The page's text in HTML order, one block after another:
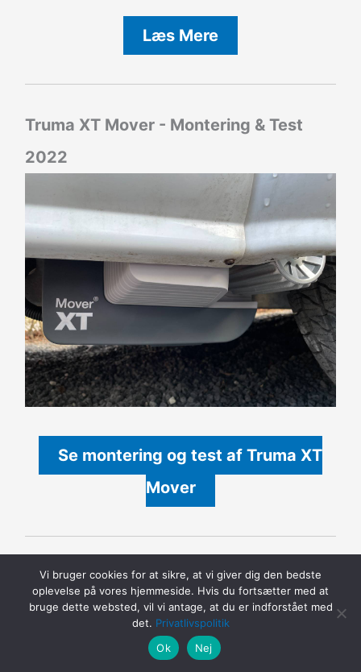
Læs Mere
Truma XT Mover - Montering & Test
2022
Se montering og test af Truma XT
Mover
Alde specialist værksted udskifter
glykol med specielt Alde udstyr
Vi bruger cookies for at sikre, at vi giver dig den bedste
oplevelse på vores hjemmeside. Hvis du fortsætter med at
bruge dette websted, vil vi antage, at du er indforstået med
det. Privatlivspolitik
Ok
Nej